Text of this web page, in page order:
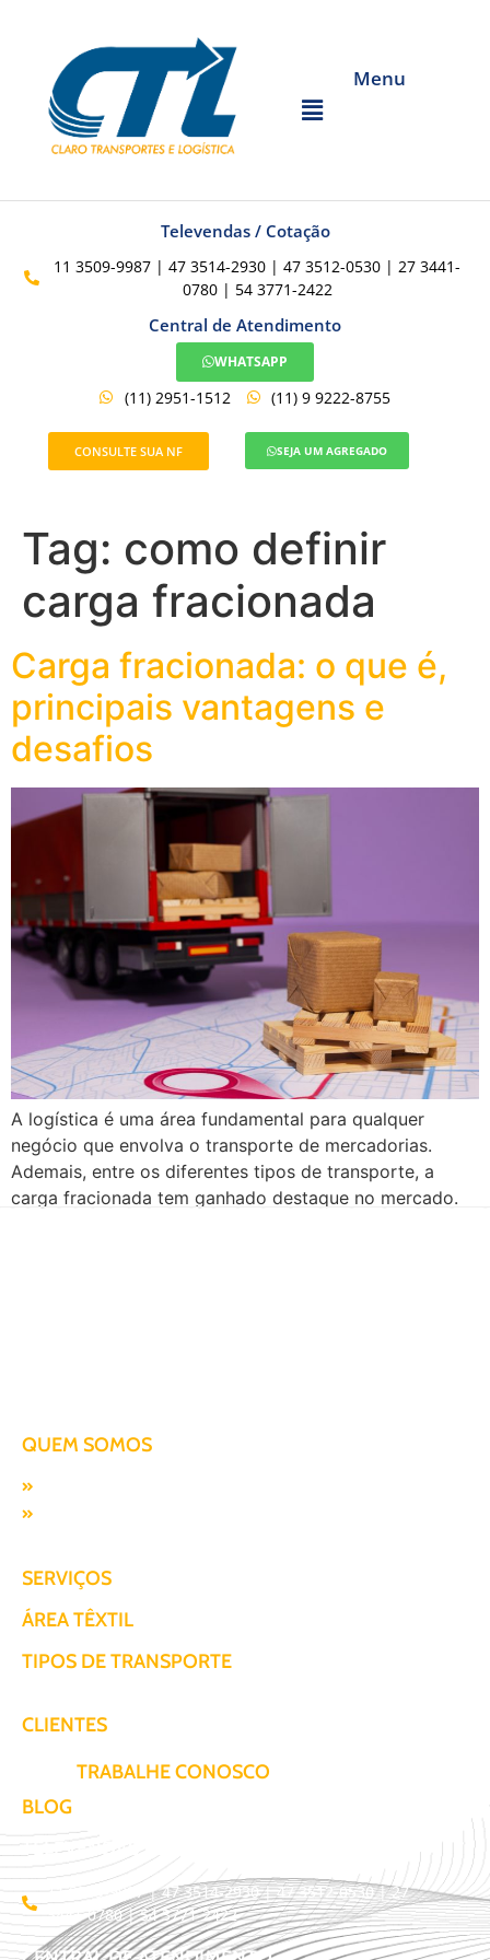
Menu
Televendas / Cotação
11 3509-9987 | 47 3514-2930 | 47 3512-0530 | 27 3441-
0780 | 54 3771-2422
Central de Atendimento
WHATSAPP
(11) 2951-1512 (11) 9 9222-8755
CONSULTE SUA NF SEJA UM AGREGADO
Tag: como definir
carga fracionada
Carga fracionada: o que é,
principais vantagens e
desafios
A logística é uma área fundamental para qualquer
negócio que envolva o transporte de mercadorias.
Ademais, entre os diferentes tipos de transporte, a
carga fracionada tem ganhado destaque no mercado.
QUEM SOMOS
SERVIÇOS
ÁREA TÊXTIL
TIPOS DE TRANSPORTE
CLIENTES
TRABALHE CONOSCO
BLOG
TELEVENDAS / COTAÇÃO
11 3509-9987 | 47 3514-2930 | 47 3512-0530 | 27
3441-0780 | 54 3771-2422